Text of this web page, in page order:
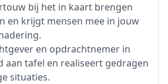
bij het in kaart brengen
en krijgt mensen mee in jouw
en opdrachtnemer in
aan tafel en realiseert gedragen
situaties.